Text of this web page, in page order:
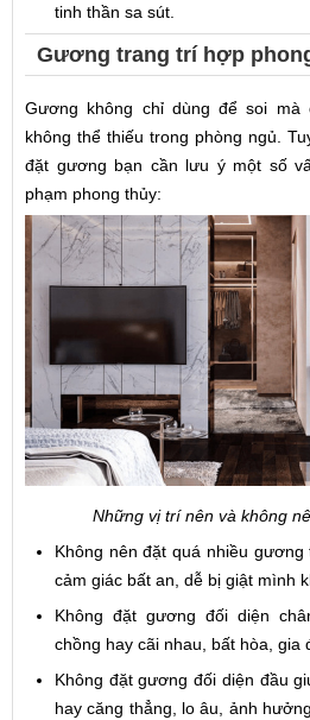
tinh thần sa sút.
Gương trang trí hợp
Gương không chỉ dùng để soi
không thể thiếu trong phòng ngủ.
đặt gương bạn cần lưu ý một số
phạm phong thủy:
Những vị trí nên và không
Không nên đặt quá nhiều
cảm giác bất an, dễ bị giật mình
Không đặt gương đối diện
chồng hay cãi nhau, bất hòa, gia
Không đặt gương đối diện đầu
hay căng thẳng, lo âu, ảnh